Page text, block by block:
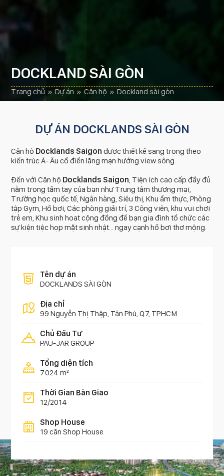
DOCKLAND SÀI GÒN
trang chủ » dự án » căn hộ » dockland sài gòn
DỰ ÁN DOCKLANDS SÀI GÒN
Căn hộ Docklands Saigon được thiết kế sang trọng theo
kiến trúc Á- Âu cổ điển lãng mạn hướng view sông.
Đến với Căn hộ Docklands Saigon, Tiện ích cao cấp đầy đủ
nằm trong tầm tay của bạn như Trung tâm thương mại,
Trường học quốc tế, Ngân hàng, Siêu thị, Khu ẩm thực, Phòng
tập Gym, Hồ bơi, Các phòng giải trí, 3 Công viên, khu vui chơi
trẻ em, Khu sinh hoat cộng đồng để bạn gia đình tổ chức các
sự kiện tiệc họp mặt sinh nhật... ngay cạnh hồ bơi thơ mộng.
Tên dự án
DOCKLANDS SÀI GÒN
Địa chỉ
99 Nguyễn Thị Thập, Tân Phú, Q.7, TP.HCM
Chủ Đầu Tư
PAU-JAR GROUP
Tổng diện tích
7.024 m²
Thời Gian Bàn Giao
12/2014
Shop House
19 căn Shop House